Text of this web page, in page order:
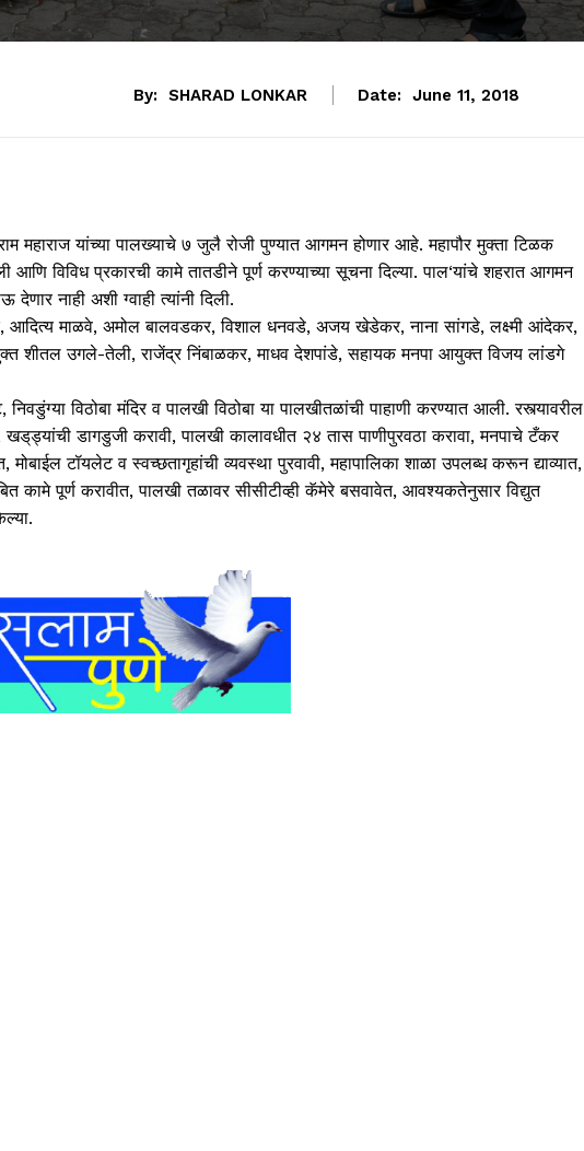
By: SHARAD LONKAR Date: June 11, 2018
महाराज यांच्या पालख्याचे ७ जुलै रोजी पुण्यात आगमन होणार आहे. महापौर मुक्ता टिळक
आणि विविध प्रकारची कामे तातडीने पूर्ण करण्याच्या सूचना दिल्या. पाल‘यांचे शहरात आगमन
देणार नाही अशी ग्वाही त्यांनी दिली.
आदित्य माळवे, अमोल बालवडकर, विशाल धनवडे, अजय खेडेकर, नाना सांगडे, लक्ष्मी आंदेकर,
शीतल उगले-तेली, राजेंद्र निंबाळकर, माधव देशपांडे, सहायक मनपा आयुक्त विजय लांडगे
विठोबा मंदिर व पालखी विठोबा या पालखीतळांची पाहाणी करण्यात आली. रस्त्यावरील
खड्‌ड्यांची डागडुजी करावी, पालखी कालावधीत २४ तास पाणीपुरवठा करावा, मनपाचे टँकर
टॉयलेट व स्वच्छतागृहांची व्यवस्था पुरवावी, महापालिका शाळा उपलब्ध करून द्याव्यात,
कामे पूर्ण करावीत, पालखी तळावर सीसीटीव्ही कॅमेरे बसवावेत, आवश्यकतेनुसार विद्युत